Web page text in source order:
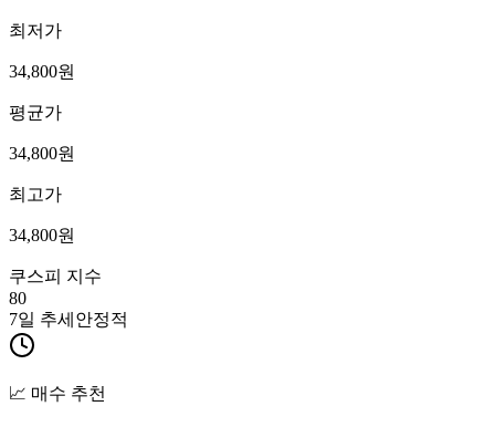
최저가
34,800원
평균가
34,800원
최고가
34,800원
쿠스피 지수
80
7일 추세 안정적
📈 매수 추천